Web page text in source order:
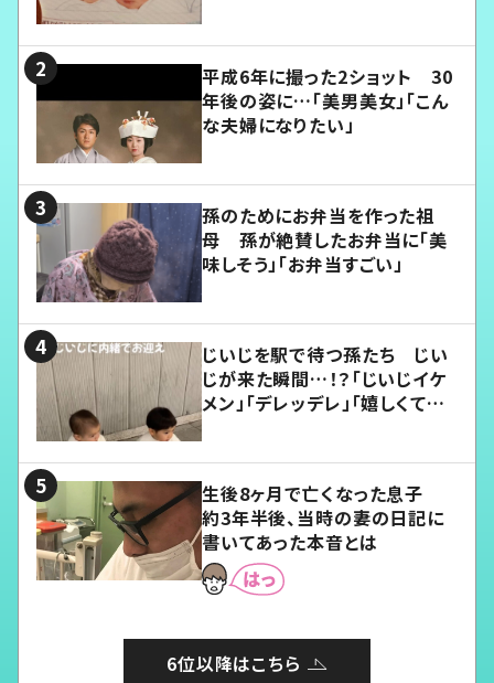
平成6年に撮った2ショット 30
年後の姿に…「美男美女」「こん
な夫婦になりたい」
孫のためにお弁当を作った祖
母 孫が絶賛したお弁当に「美
味しそう」「お弁当すごい」
じいじを駅で待つ孫たち じい
じが来た瞬間…！？「じいじイケ
メン」「デレッデレ」「嬉しくて可
生後8ヶ月で亡くなった息子
約3年半後、当時の妻の日記に
書いてあった本音とは
6位以降はこちら